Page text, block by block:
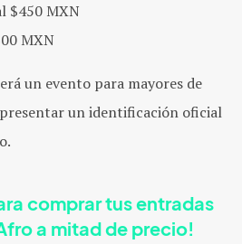
$450 MXN
MXN
un evento para mayores de
un identificación oficial
comprar tus entradas
a mitad de precio!